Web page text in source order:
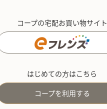
コープの宅配お買い物サイト
はじめての方はこちら
コープを利用する